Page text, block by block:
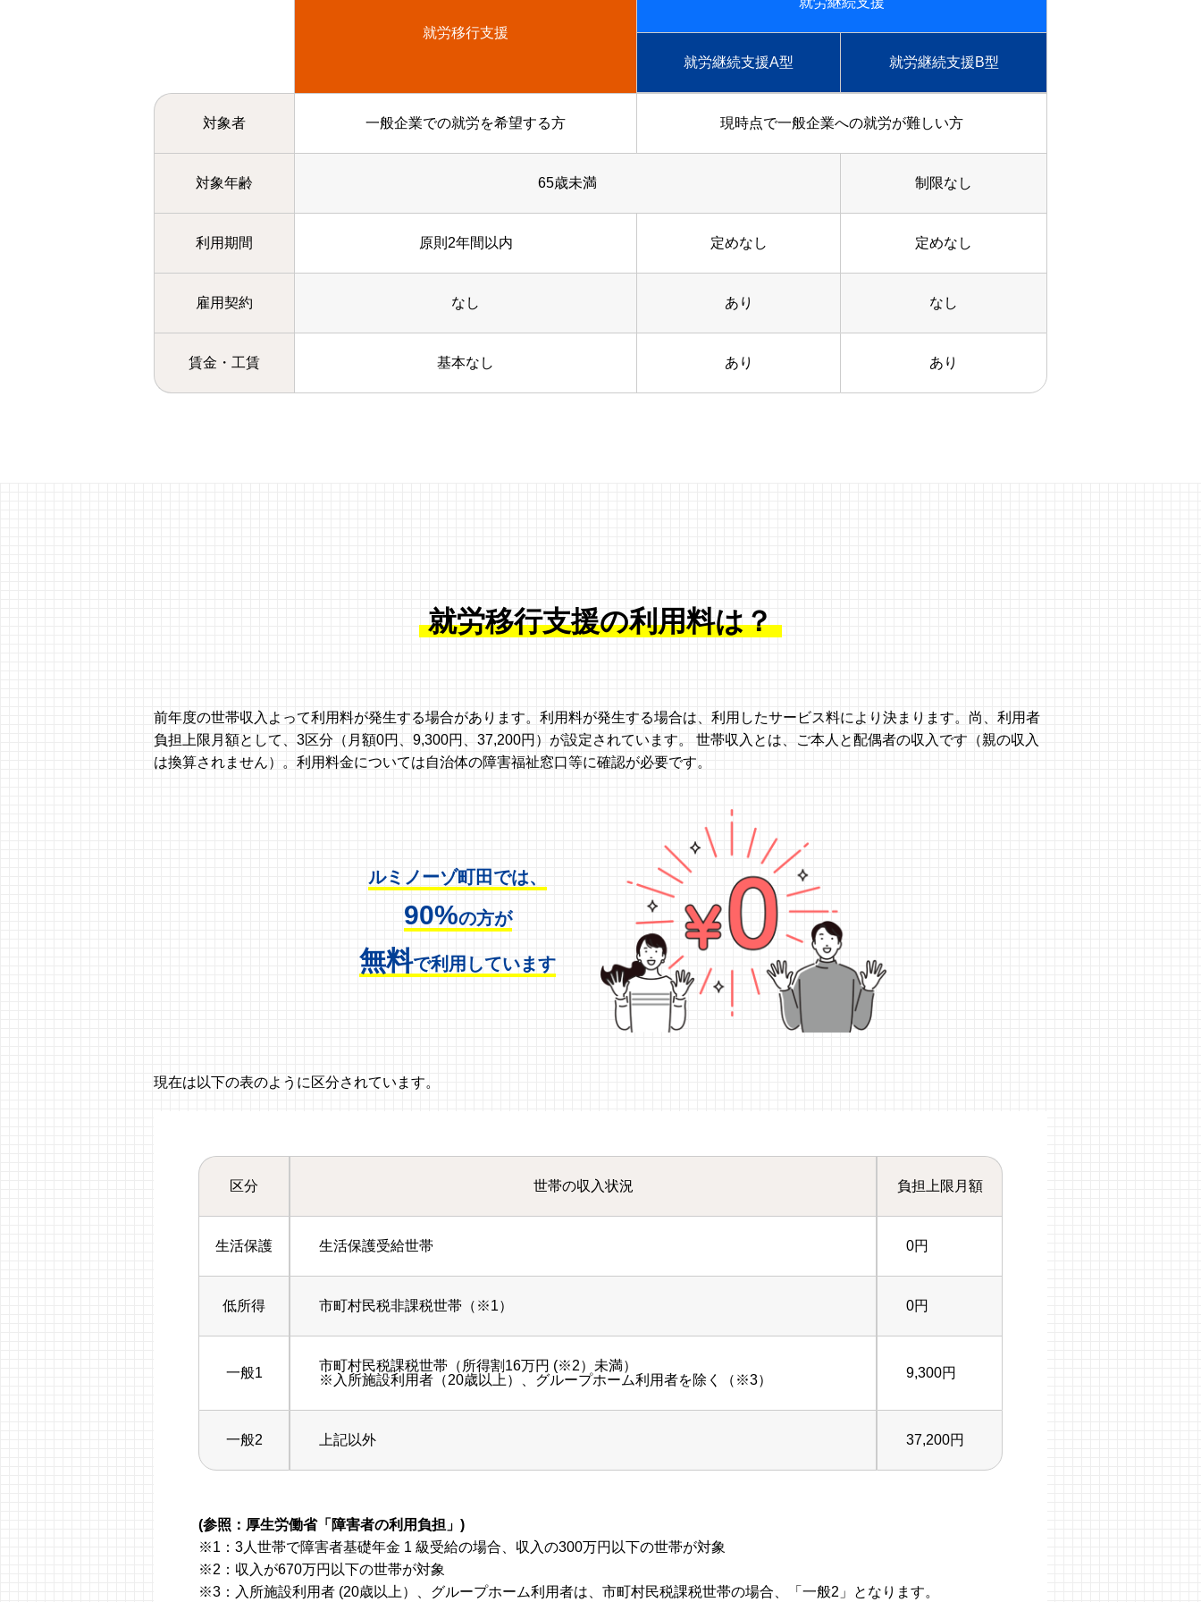
就労移行支援
就労継続支援A型 就労継続支援B型
対象者 一般企業での就労を希望する方 現時点で一般企業への就労が難しい方
対象年齢 65歳未満 制限なし
利用期間 原則2年間以内 定めなし 定めなし
雇用契約 なし あり なし
賃金・工賃 基本なし あり あり
就労移行支援の利用料は？
前年度の世帯収⼊よって利⽤料が発⽣する場合があります。利⽤料が発⽣する場合は、利⽤したサービス料により決まります。尚、利⽤者
負担上限⽉額として、3区分（⽉額0円、9,300円、37,200円）が設定されています。 世帯収⼊とは、ご本⼈と配偶者の収⼊です（親の収⼊
は換算されません）。利⽤料⾦については⾃治体の障害福祉窓⼝等に確認が必要です。
ルミノーゾ町田では、
90%の方が
無料で利用しています
現在は以下の表のように区分されています。
区分 世帯の収入状況 負担上限月額
生活保護 生活保護受給世帯 0円
低所得 市町村民税非課税世帯（※1） 0円
一般1
市町村民税課税世帯（所得割16万円 (※2）未満）
※入所施設利用者（20歳以上）、グループホーム利用者を除く（※3）
9,300円
一般2 上記以外 37,200円
(参照：厚生労働省「障害者の利用負担」)
※1：3人世帯で障害者基礎年金 1 級受給の場合、収入の300万円以下の世帯が対象
※2：収入が670万円以下の世帯が対象
※3：入所施設利用者 (20歳以上）、グループホーム利用者は、市町村民税課税世帯の場合、「一般2」となります。